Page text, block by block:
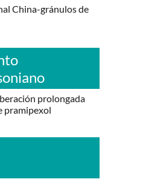
China-gránulos de
prolongada
pramipexol